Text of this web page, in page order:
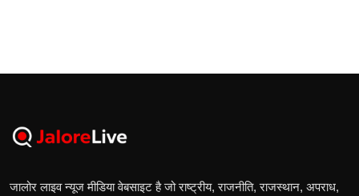
जालोर लाइव न्यूज मीडिया वेबसाइट है जो राष्ट्रीय, राजनीति, राजस्थान, अपराध,